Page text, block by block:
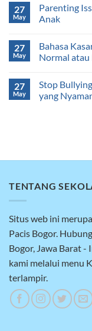
27
May
Parenting
Anak
27
May
Bahasa
Normal atau
27
May
Stop
yang
TENTANG
Situs web ini
Pacis Bogor.
Bogor, Jawa Barat -
kami melalui menu
terlampir.